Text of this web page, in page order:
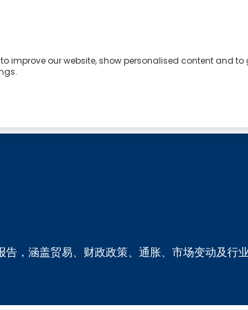
，涵盖贸易、财政政策、通胀、市场变动及行业
improve our website, show personalised content and to